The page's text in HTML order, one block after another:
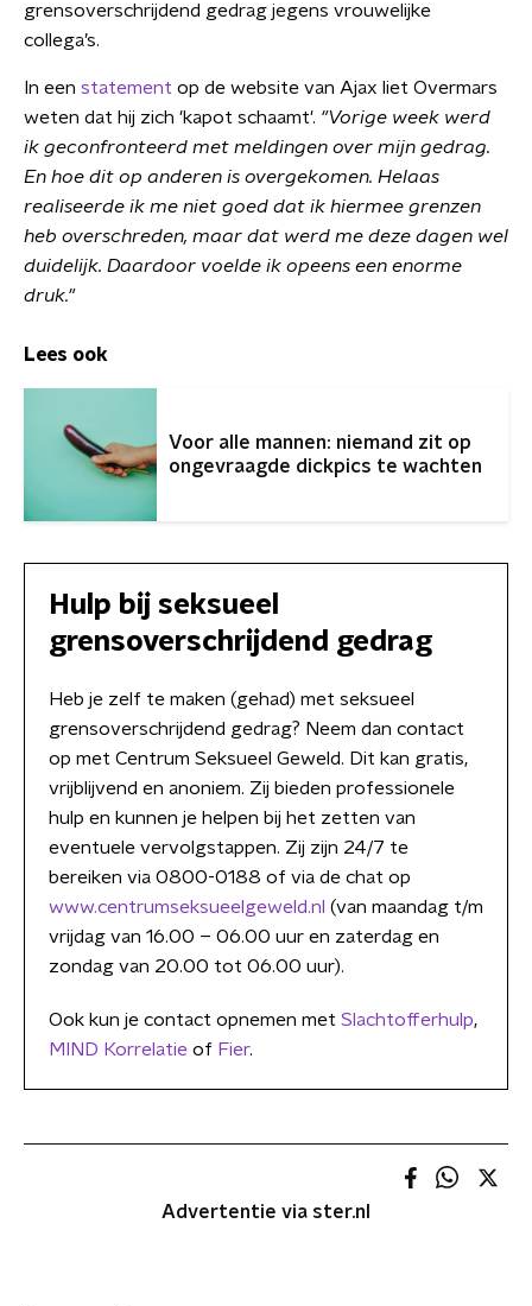
grensoverschrijdend gedrag jegens vrouwelijke
collega’s.
In een statement op de website van Ajax liet Overmars
weten dat hij zich 'kapot schaamt'. "Vorige week werd
ik geconfronteerd met meldingen over mijn gedrag.
En hoe dit op anderen is overgekomen. Helaas
realiseerde ik me niet goed dat ik hiermee grenzen
heb overschreden, maar dat werd me deze dagen wel
duidelijk. Daardoor voelde ik opeens een enorme
druk."
Lees ook
Voor alle mannen: niemand zit op
ongevraagde dickpics te wachten
Hulp bij seksueel
grensoverschrijdend gedrag
Heb je zelf te maken (gehad) met seksueel
grensoverschrijdend gedrag? Neem dan contact
op met Centrum Seksueel Geweld. Dit kan gratis,
vrijblijvend en anoniem. Zij bieden professionele
hulp en kunnen je helpen bij het zetten van
eventuele vervolgstappen. Zij zijn 24/7 te
bereiken via 0800-0188 of via de chat op
www.centrumseksueelgeweld.nl (van maandag t/m
vrijdag van 16.00 – 06.00 uur en zaterdag en
zondag van 20.00 tot 06.00 uur).
Ook kun je contact opnemen met Slachtofferhulp,
MIND Korrelatie of Fier.
Advertentie via ster.nl